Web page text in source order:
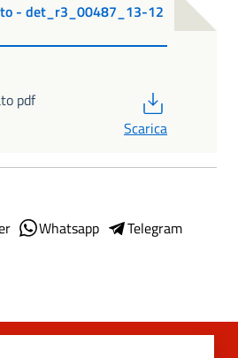
- det_r3_00487_13-12
pdf
Scarica
Whatsapp
Telegram